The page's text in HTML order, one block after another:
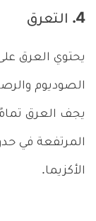
4. التعرق
يحتوي العرق
الصوديوم
يجف العرق
المرتفعة في
الأكزيما.